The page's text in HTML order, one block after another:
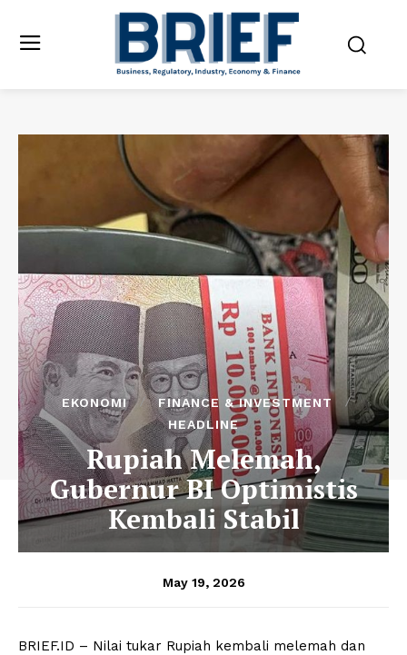
EKONOMI
FINANCE & INVESTMENT
HEADLINE
Rupiah Melemah,
Gubernur BI Optimistis
Kembali Stabil
May 19, 2026
BRIEF.ID – Nilai tukar Rupiah kembali melemah dan